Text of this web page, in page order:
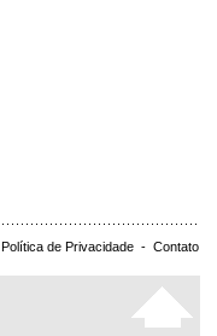
Política de Privacidade - Contato